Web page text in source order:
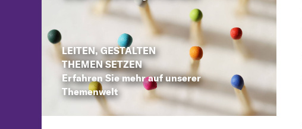
LEITEN, GESTALTEN
THEMEN SETZEN
Erfahren Sie mehr auf unserer
Themenwelt